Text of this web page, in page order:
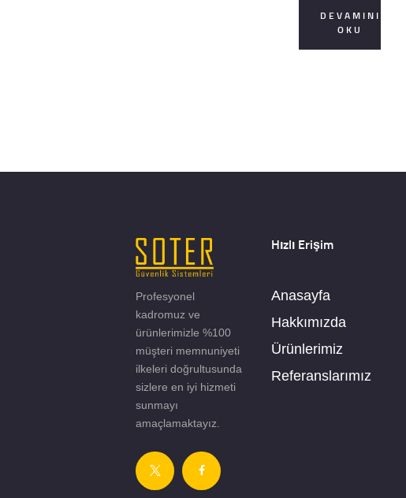
DEVAMINI
OKU
Profesyonel
kadromuz ve
ürünlerimizle %100
müşteri memnuniyeti
ilkeleri doğrultusunda
sizlere en iyi hizmeti
sunmayı
amaçlamaktayız.
Hızlı Erişim
Anasayfa
Hakkımızda
Ürünlerimiz
Referanslarımız